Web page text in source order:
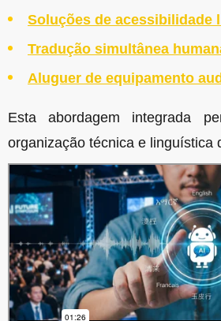
Soluções de acessibilidade
Tradução simultânea
Aluguer de equipamento
Esta abordagem integrada
organização técnica e linguística